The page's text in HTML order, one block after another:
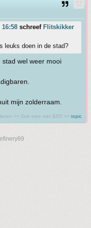
schreef Flitskikker
leuks doen in de stad?
wel weer mooi
mijn zolderraam.
== Doe mee met $25! == topic